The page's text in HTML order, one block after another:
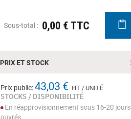
Sous-total : 0,00 € TTC
PRIX ET STOCK
Prix public:43,03 € HT / UNITÉ
STOCKS / DISPONIBILITÉ
En réapprovisionnement sous 16-20 jours
ouvrés